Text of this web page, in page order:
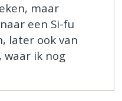
maar
een Si-fu
later ook van
waar ik nog